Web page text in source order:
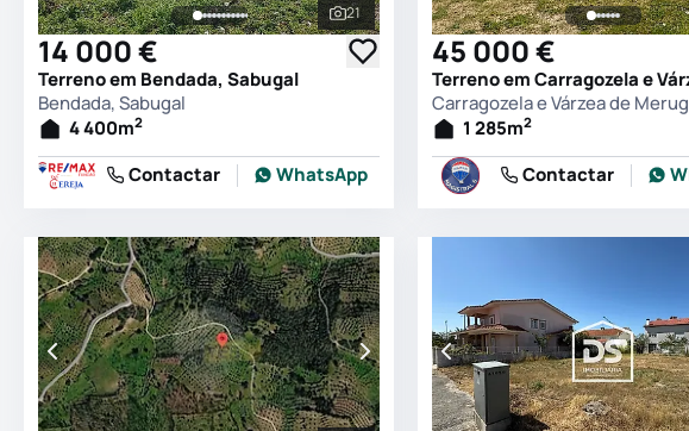
Ver todas as fotografias
21
14 000 €
Terreno em Bendada, Sabugal
Bendada, Sabugal
4 400m2
Contactar WhatsApp
45 000 €
Carragozela e Várzea de
1 285m2
Contactar